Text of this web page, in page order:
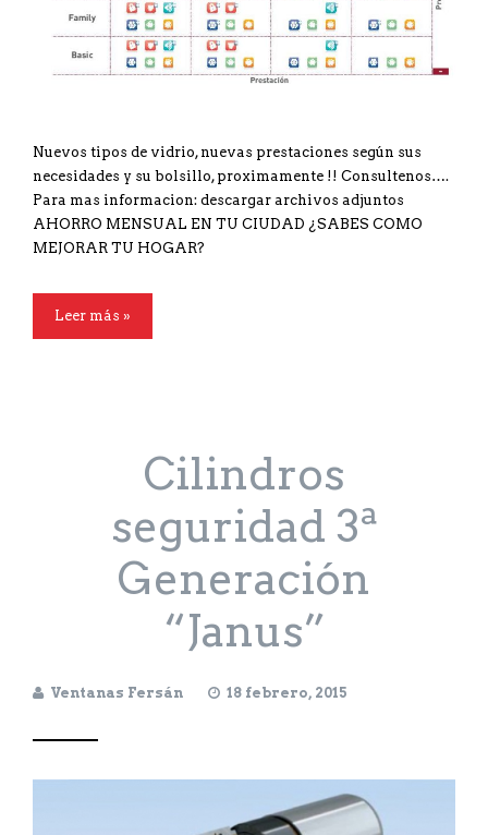
Nuevos tipos de vidrio, nuevas prestaciones según sus
necesidades y su bolsillo, proximamente !! Consultenos….
Para mas informacion: descargar archivos adjuntos
AHORRO MENSUAL EN TU CIUDAD ¿SABES COMO
MEJORAR TU HOGAR?
Leer más »
Cilindros
seguridad 3ª
Generación
“Janus”
Ventanas Fersán 18 febrero, 2015